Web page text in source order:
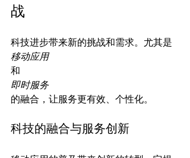
战
科技进步带来新的挑战和需求。尤其是
移动应用
和
即时服务
科技的融合与服务创新